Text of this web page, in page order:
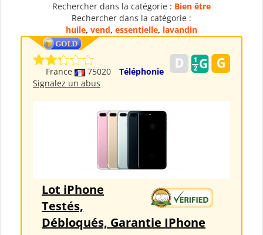
Rechercher dans la catégorie : Bien être
Rechercher dans la catégorie :
huile, vend, essentielle, lavandin
France 75020
Téléphonie
Signalez un abus
Lot iPhone
Testés,
Débloqués, Garantie IPhone